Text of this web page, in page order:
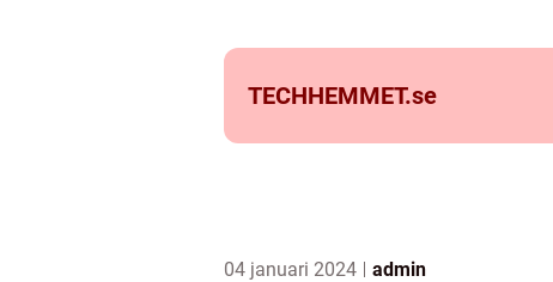
TECHHEMMET.se
04 januari 2024 admin